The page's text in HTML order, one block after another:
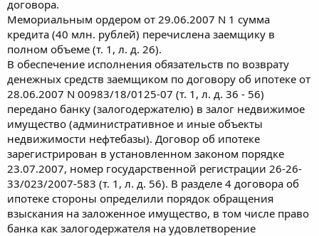
договора.
Мемориальным ордером от 29.06.2007 N 1 сумма
кредита (40 млн. рублей) перечислена заемщику в
полном объеме (т. 1, л. д. 26).
В обеспечение исполнения обязательств по возврату
денежных средств заемщиком по договору об ипотеке от
28.06.2007 N 00983/18/0125-07 (т. 1, л. д. 36 - 56)
передано банку (залогодержателю) в залог недвижимое
имущество (административное и иные объекты
недвижимости нефтебазы). Договор об ипотеке
зарегистрирован в установленном законом порядке
23.07.2007, номер государственной регистрации 26-26-
33/023/2007-583 (т. 1, л. д. 56). В разделе 4 договора об
ипотеке стороны определили порядок обращения
взыскания на заложенное имущество, в том числе право
банка как залогодержателя на удовлетворение